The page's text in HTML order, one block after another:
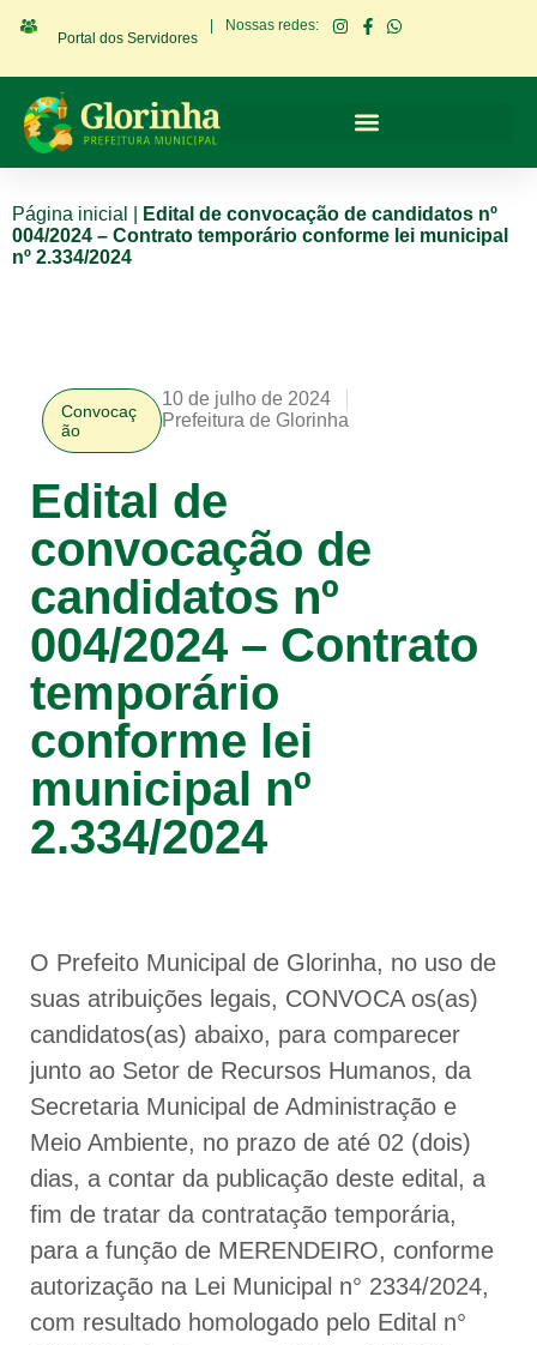
Portal dos Servidores
Nossas redes:
Página inicial
Edital de convocação de candidatos nº
004/2024 – Contrato temporário conforme lei municipal
nº 2.334/2024
Convocaç
ão
10 de julho de 2024
Prefeitura de Glorinha
Edital de
convocação de
candidatos nº
004/2024 – Contrato
temporário
conforme lei
municipal nº
2.334/2024
O Prefeito Municipal de Glorinha, no uso de
suas atribuições legais, CONVOCA os(as)
candidatos(as) abaixo, para comparecer
junto ao Setor de Recursos Humanos, da
Secretaria Municipal de Administração e
Meio Ambiente, no prazo de até 02 (dois)
dias, a contar da publicação deste edital, a
fim de tratar da contratação temporária,
para a função de MERENDEIRO, conforme
autorização na Lei Municipal n° 2334/2024,
com resultado homologado pelo Edital n°